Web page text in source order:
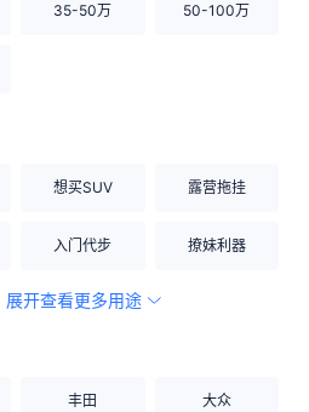
35-50万 50-100万
想买SUV 露营拖挂
入门代步 撩妹利器
空间宽敞
展开查看更多用途
丰田 大众